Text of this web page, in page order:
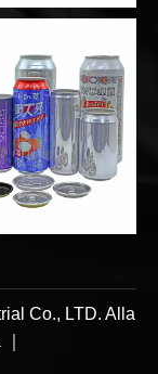
Co., LTD. Alla